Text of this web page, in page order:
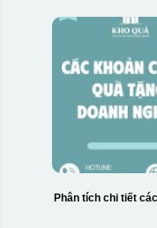
Phân tích chi tiết